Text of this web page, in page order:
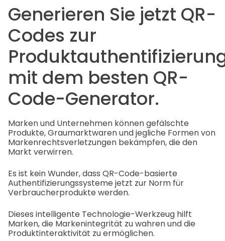
Generieren Sie jetzt QR-
Codes zur
mit dem besten QR-
Code-Generator.
Marken und Unternehmen können gefälschte
Produkte, Graumarktwaren und jegliche Formen von
Markenrechtsverletzungen bekämpfen, die den
Markt verwirren.
Es ist kein Wunder, dass QR-Code-basierte
Authentifizierungssysteme jetzt zur Norm für
Verbraucherprodukte werden.
Dieses intelligente Technologie-Werkzeug hilft
Marken, die Markenintegrität zu wahren und die
Produktinteraktivität zu ermöglichen.